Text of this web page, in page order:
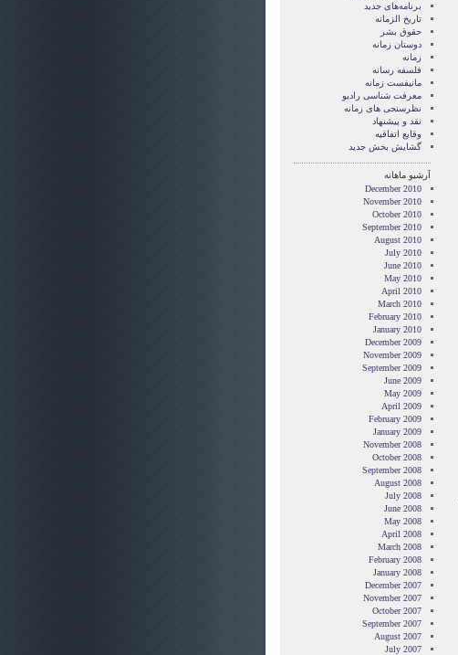
برنامه‌های جدید
تاريخ الزمانه
حقوق بشر
دوستان زمانه
زمانه
فلسفه رسانه
مانيفست زمانه
معرفت شناسی راديو
نظرسنجی های زمانه
نقد و پيشنهاد
وقايع اتفاقيه
گشایش بخش جدید
آرشیو ماهانه
December 2010
November 2010
October 2010
September 2010
August 2010
July 2010
June 2010
May 2010
April 2010
March 2010
February 2010
January 2010
December 2009
November 2009
September 2009
June 2009
May 2009
April 2009
February 2009
January 2009
November 2008
October 2008
September 2008
August 2008
July 2008
June 2008
May 2008
April 2008
March 2008
February 2008
January 2008
December 2007
November 2007
October 2007
September 2007
August 2007
July 2007